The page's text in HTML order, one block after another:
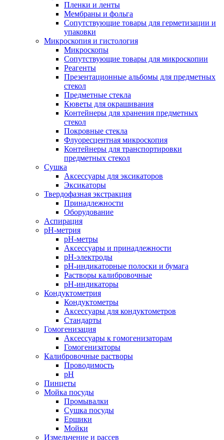
Пленки и ленты
Мембраны и фольга
Сопутствующие товары для герметизации и
упаковки
Микроскопия и гистология
Микроскопы
Сопутствующие товары для микроскопии
Реагенты
Презентационные альбомы для предметных
стекол
Предметные стекла
Кюветы для окрашивания
Контейнеры для хранения предметных
стекол
Покровные стекла
Флуоресцентная микроскопия
Контейнеры для транспортировки
предметных стекол
Сушка
Аксессуары для эксикаторов
Эксикаторы
Твердофазная экстракция
Принадлежности
Оборудование
Аспирация
pH-метрия
pH-метры
Аксессуары и принадлежности
pH-электроды
pH-индикаторные полоски и бумага
Растворы калибровочные
pH-индикаторы
Кондуктометрия
Кондуктометры
Аксессуары для кондуктометров
Стандарты
Гомогенизация
Аксессуары к гомогенизаторам
Гомогенизаторы
Калибровочные растворы
Проводимость
pH
Пинцеты
Мойка посуды
Промывалки
Сушка посуды
Ершики
Мойки
Измельчение и рассев